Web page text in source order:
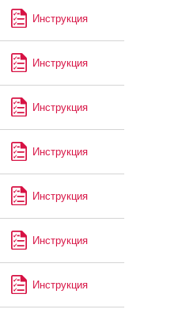
Инструкция
Инструкция
Инструкция
Инструкция
Инструкция
Инструкция
Инструкция